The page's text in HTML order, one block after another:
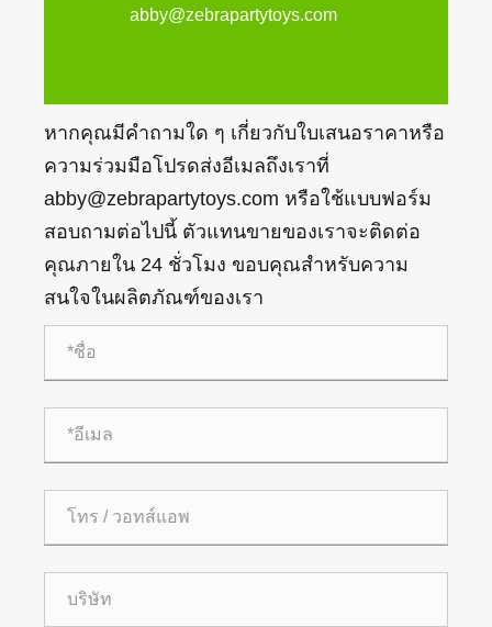
abby@zebrapartytoys.com
หากคุณมีคำถามใด ๆ เกี่ยวกับใบเสนอราคาหรือ
ความร่วมมือโปรดส่งอีเมลถึงเราที่
abby@zebrapartytoys.com หรือใช้แบบฟอร์ม
สอบถามต่อไปนี้ ตัวแทนขายของเราจะติดต่อ
คุณภายใน 24 ชั่วโมง ขอบคุณสำหรับความ
สนใจในผลิตภัณฑ์ของเรา